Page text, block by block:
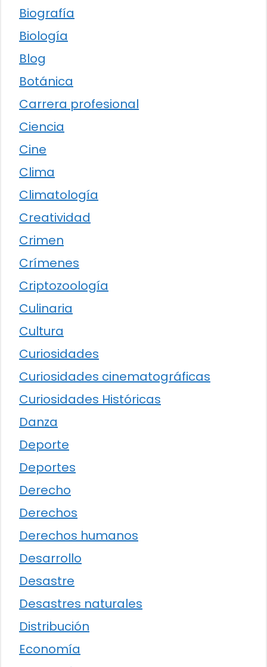
Biografía
Biología
Blog
Botánica
Carrera profesional
Ciencia
Cine
Clima
Climatología
Creatividad
Crimen
Crímenes
Criptozoología
Culinaria
Cultura
Curiosidades
Curiosidades cinematográficas
Curiosidades Históricas
Danza
Deporte
Deportes
Derecho
Derechos
Derechos humanos
Desarrollo
Desastre
Desastres naturales
Distribución
Economía